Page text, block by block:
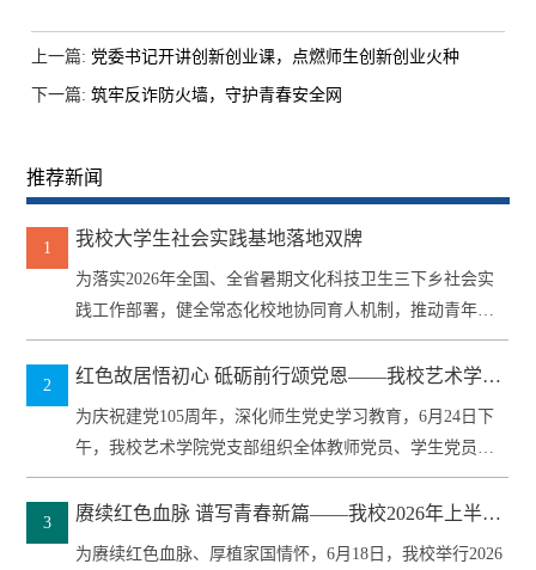
上一篇: 党委书记开讲创新创业课，点燃师生创新创业火种
下一篇: 筑牢反诈防火墙，守护青春安全网
推荐新闻
1 我校大学生社会实践基地落地双牌
为落实2026年全国、全省暑期文化科技卫生三下乡社会实
践工作部署，健全常态化校地协同育人机制，推动青年社
会实践与地方...
2
红色故居悟初心 砥砺前行颂党恩——我校艺术学院
党支部开展迎“七一”主题党日活动
为庆祝建党105周年，深化师生党史学习教育，6月24日下
午，我校艺术学院党支部组织全体教师党员、学生党员前
往李达同志...
3
赓续红色血脉 谱写青春新篇——我校2026年上半年
新发展团员入团仪式圆满举行
为赓续红色血脉、厚植家国情怀，6月18日，我校举行2026